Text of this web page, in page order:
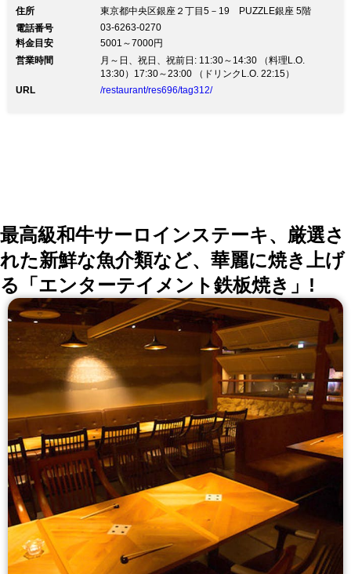
福のランチタイムをお楽しみください。
全席アルコールスプレー設置新潟のお米とお酒が愉しめ
備ですので、他のお客様との接点も少なく感染症拡大防
止に安心です。 また、館内に喫煙スペースございます
【ランチ】11：30〜15:00（ラストオーダー14:00）
【ディナー】月～金 17：30～23:00（ラストオーダー
22:00） 土日祝17:30～22：00（ラストオーダー
住所
東京都中央区銀座２丁目5－19 PUZZLE銀座 5階
電話番号
03-6263-0270
料金目安
5001～7000円
営業時間
月～日、祝日、祝前日: 11:30～14:30 （料理L.O.
13:30）17:30～23:00 （ドリンクL.O. 22:15）
URL
/restaurant/res696/tag312/
最高級和牛サーロインステーキ、厳選さ
れた新鮮な魚介類など、華麗に焼き上げ
る「エンターテイメント鉄板焼き」!